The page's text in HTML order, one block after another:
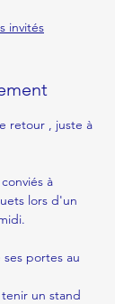
invités
retour , juste à
à
lors d'un
portes au
un stand